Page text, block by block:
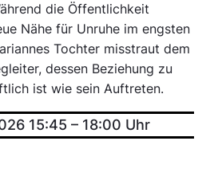
die Öffentlichkeit
Nähe für Unruhe im engsten
Tochter misstraut dem
dessen Beziehung zu
ist wie sein Auftreten.
15:45 – 18:00 Uhr